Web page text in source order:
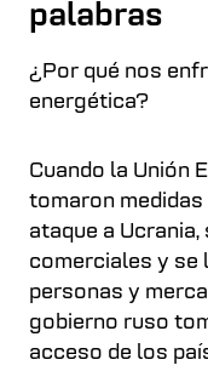
palabras
¿Por qué nos
energética?
Cuando la Unión
tomaron medidas
ataque a
comerciales y se
personas y
gobierno ruso
acceso de los